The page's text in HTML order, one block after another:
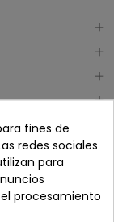
fines de
redes sociales
para
procesamiento